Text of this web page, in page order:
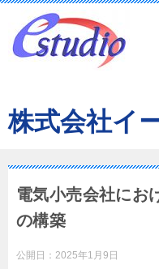
株式会社イ
電気小売会社にお
の構築
公開日： 2025年1月9日